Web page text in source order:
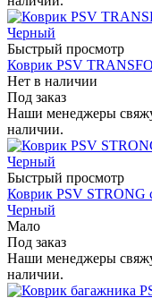
Быстрый просмотр
Коврик PSV
Нет в наличии
Под заказ
Наши менеджеры
наличии.
Быстрый просмотр
Коврик PSV STRONG
Черный
Мало
Под заказ
Наши менеджеры
наличии.